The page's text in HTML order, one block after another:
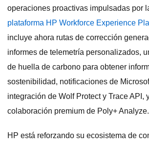
operaciones proactivas impulsadas por
plataforma HP Workforce Experience
incluye ahora rutas de corrección
informes de telemetría personalizados,
de huella de carbono para obtener
sostenibilidad, notificaciones de
integración de Wolf Protect y Trace API,
colaboración premium de Poly+ Analyze.
HP está reforzando su ecosistema de